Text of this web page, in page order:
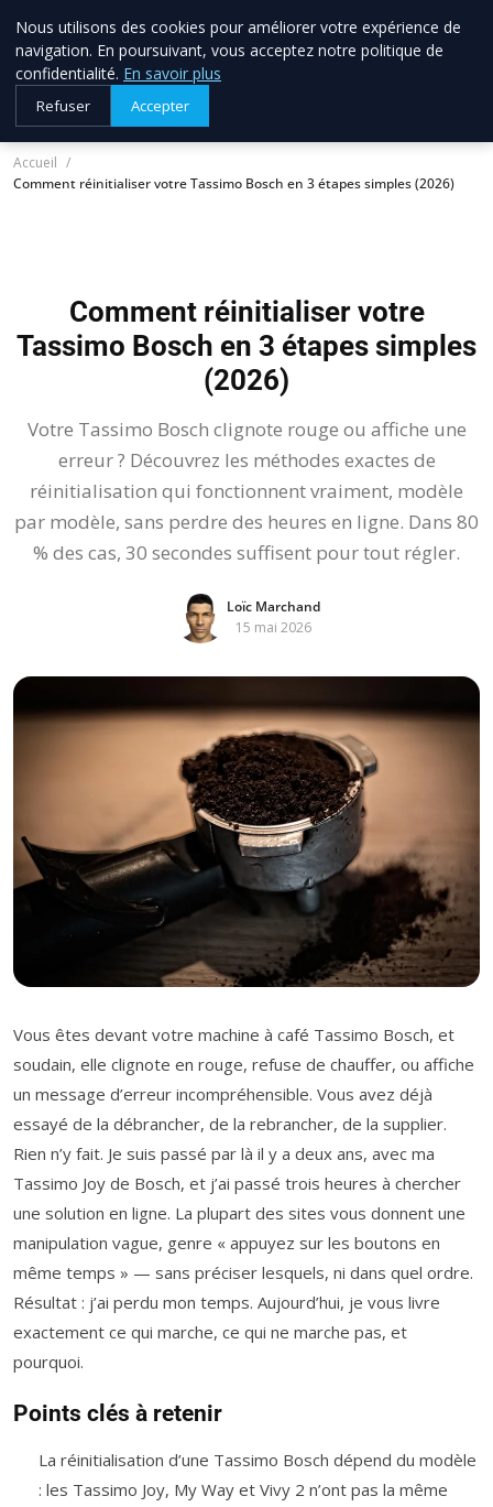
allo brico33
Votre expert bricolage en Gironde
Accueil
Comment réinitialiser votre Tassimo Bosch en 3 étapes simples (2026)
Comment réinitialiser votre
Tassimo Bosch en 3 étapes simples
(2026)
Votre Tassimo Bosch clignote rouge ou affiche une
erreur ? Découvrez les méthodes exactes de
réinitialisation qui fonctionnent vraiment, modèle
par modèle, sans perdre des heures en ligne. Dans 80
% des cas, 30 secondes suffisent pour tout régler.
Loïc Marchand
15 mai 2026
Vous êtes devant votre machine à café Tassimo Bosch, et
soudain, elle clignote en rouge, refuse de chauffer, ou affiche
un message d’erreur incompréhensible. Vous avez déjà
essayé de la débrancher, de la rebrancher, de la supplier.
Rien n’y fait. Je suis passé par là il y a deux ans, avec ma
Tassimo Joy de Bosch, et j’ai passé trois heures à chercher
une solution en ligne. La plupart des sites vous donnent une
manipulation vague, genre « appuyez sur les boutons en
même temps » — sans préciser lesquels, ni dans quel ordre.
Résultat : j’ai perdu mon temps. Aujourd’hui, je vous livre
exactement ce qui marche, ce qui ne marche pas, et
pourquoi.
Points clés à retenir
La réinitialisation d’une Tassimo Bosch dépend du modèle
: les Tassimo Joy, My Way et Vivy 2 n’ont pas la même
Nous utilisons des cookies pour améliorer votre expérience de
navigation. En poursuivant, vous acceptez notre politique de
confidentialité. En savoir plus
Refuser Accepter